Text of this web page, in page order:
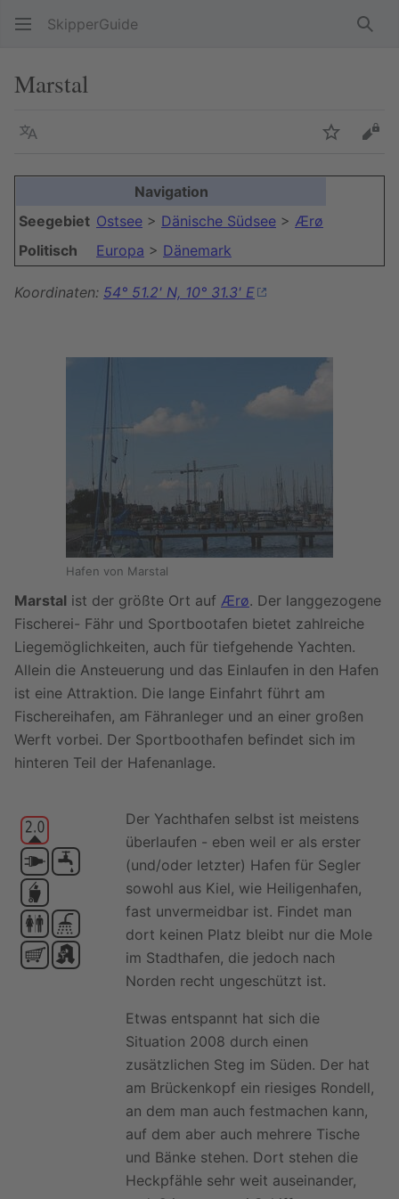
SkipperGuide
Marstal
Sprache
Navigation
Seegebiet Ostsee > Dänische Südsee > Ærø
Politisch
Europa > Dänemark
Koordinaten: 54° 51.2' N, 10° 31.3' E
Hafen von Marstal
Marstal ist der größte Ort auf Ærø. Der langgezogene
Fischerei- Fähr und Sportbootafen bietet zahlreiche
Liegemöglichkeiten, auch für tiefgehende Yachten.
Allein die Ansteuerung und das Einlaufen in den Hafen
ist eine Attraktion. Die lange Einfahrt führt am
Fischereihafen, am Fähranleger und an einer großen
Werft vorbei. Der Sportboothafen befindet sich im
hinteren Teil der Hafenanlage.
Der Yachthafen selbst ist meistens
überlaufen - eben weil er als erster
(und/oder letzter) Hafen für Segler
sowohl aus Kiel, wie Heiligenhafen,
fast unvermeidbar ist. Findet man
dort keinen Platz bleibt nur die Mole
im Stadthafen, die jedoch nach
Norden recht ungeschützt ist.
Etwas entspannt hat sich die
Situation 2008 durch einen
zusätzlichen Steg im Süden. Der hat
am Brückenkopf ein riesiges Rondell,
an dem man auch festmachen kann,
auf dem aber auch mehrere Tische
und Bänke stehen. Dort stehen die
Heckpfähle sehr weit auseinander,